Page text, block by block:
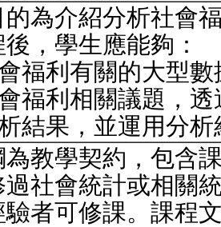
為介紹分析社會
，學生應能夠：
福利有關的大型
福利相關議題，
結果，並運用分
教學契約，包含
社會統計或相關
者可修課。課程